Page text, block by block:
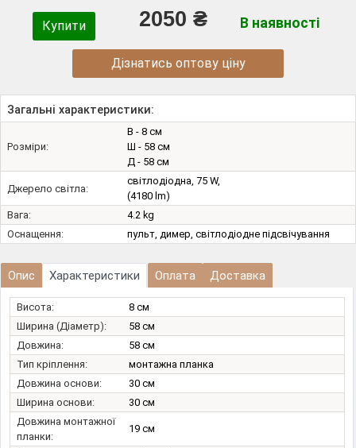
Купити 2050 ₴ В наявності
Дізнатись оптову ціну
Загальні характеристики:
Розміри:
В - 8 см
Ш - 58 см
Д - 58 см
Джерело світла:
світлодіодна, 75 W,
(4180 lm)
Вага:
4.2 kg
Оснащення:
пульт, димер, світлодіодне підсвічування
Опис Характеристики Оплата Доставка
Висота:
8 см
Ширина (Діаметр):
58 см
Довжина:
58 см
Тип кріплення:
монтажна планка
Довжина основи:
30 см
Ширина основи:
30 см
Довжина монтажної
планки:
19 см